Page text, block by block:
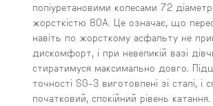
поліуретановими колесами 72
жорсткістю 80А. Це означає, що
навіть по жорсткому асфальту не
дискомфорт, і при невеликій вазі
стиратимуся максимально довго.
точності SG-3 виготовлені зі сталі, і
початковий, спокійний рівень